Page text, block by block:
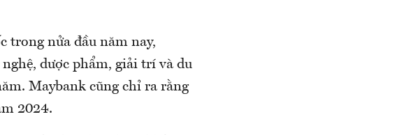
trong nửa đầu năm nay,
dược phẩm, giải trí và du
Maybank cũng chỉ ra rằng
2024.